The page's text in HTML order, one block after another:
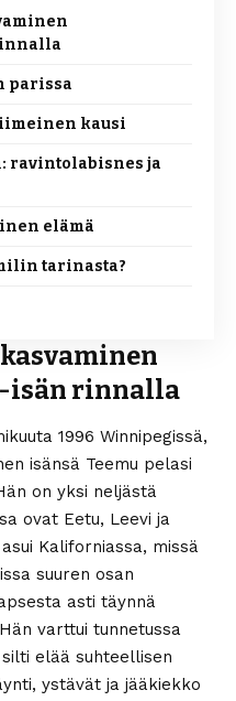
parissa
kausi
ravintolabisnes ja
elämä
tarinasta?
isän rinnalla
1996 Winnipegissä,
isänsä Teemu pelasi
on yksi neljästä
ovat Eetu, Leevi ja
Kaliforniassa, missä
suuren osan
asti täynnä
varttui tunnetussa
elää suhteellisen
ystävät ja jääkiekko